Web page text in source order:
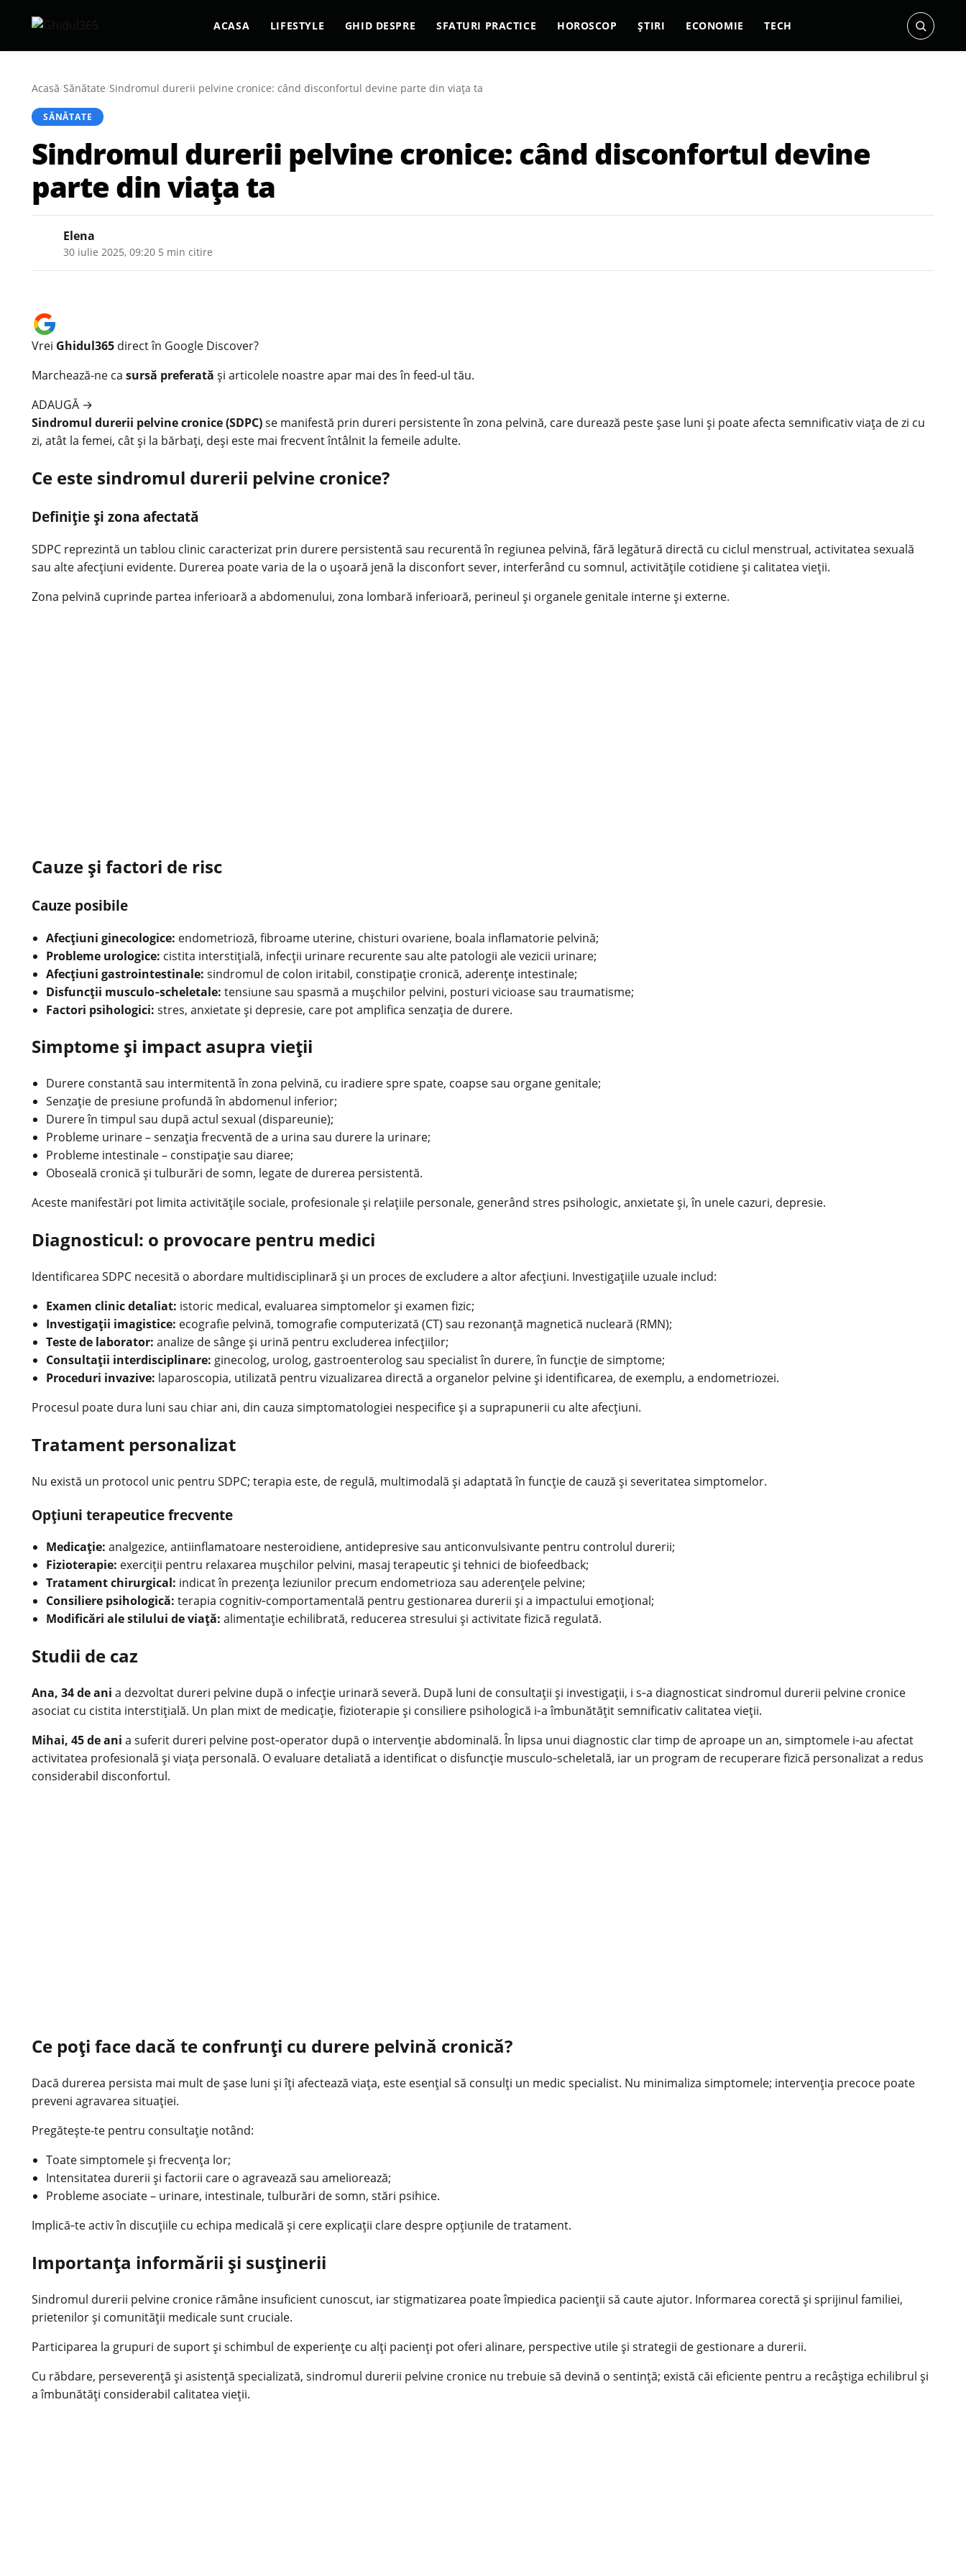
ACASA LIFESTYLE GHID DESPRE SFATURI PRACTICE HOROSCOP ȘTIRI ECONOMIE TECH
Acasă/Sănătate/Sindromul durerii pelvine cronice: când disconfortul devine parte din viața ta
SĂNĂTATE
Sindromul durerii pelvine cronice: când disconfortul devine
parte din viața ta
Elena
30 iulie 2025, 09:20 5 min citire
Vrei Ghidul365 direct în Google Discover?
Marchează-ne ca sursă preferată și articolele noastre apar mai des în feed-ul tău.
ADAUGĂ →
Sindromul durerii pelvine cronice (SDPC)se manifestă prin dureri persistente în zona pelvină, care durează peste șase luni și poate afecta semnificativ viața de zi cu
zi, atât la femei, cât și la bărbaţi, deşi este mai frecvent întâlnit la femeile adulte.
Ce este sindromul durerii pelvine cronice?
Definiție și zona afectată
SDPC reprezintă un tablou clinic caracterizat prin durere persistentă sau recurentă în regiunea pelvină, fără legătură directă cu ciclul menstrual, activitatea sexuală
sau alte afecţiuni evidente. Durerea poate varia de la o ușoară jenă la disconfort sever, interferând cu somnul, activitățile cotidiene și calitatea vieții.
Zona pelvină cuprinde partea inferioară a abdomenului, zona lombară inferioară, perineul și organele genitale interne și externe.
Cauze și factori de risc
Cauze posibile
Afecţiuni ginecologice: endometrioză, fibroame uterine, chisturi ovariene, boala inflamatorie pelvină;
Probleme urologice: cistita interstiţială, infecţii urinare recurentesau alte patologii ale vezicii urinare;
Afecţiuni gastrointestinale: sindromul de colon iritabil, constipaţie cronică, aderenţe intestinale;
Disfuncţii musculo‑scheletale: tensiune sau spasmă a mușchilor pelvini, posturi vicioase sau traumatisme;
Factori psihologici: stres, anxietate și depresie, care pot amplifica senzaţia de durere.
Simptome și impact asupra vieţii
Durere constantă sau intermitentă în zona pelvină, cu iradiere spre spate, coapse sau organe genitale;
Senzaţie de presiune profundă în abdomenul inferior;
Durere în timpul sau după actul sexual (dispareunie);
Probleme urinare – senzaţia frecventă de a urina sau durere la urinare;
Probleme intestinale – constipaţie sau diaree;
Oboseală cronică și tulburări de somn, legate de durerea persistentă.
Aceste manifestări pot limita activităţile sociale, profesionale şi relaţiile personale, generând stres psihologic, anxietate şi, în unele cazuri, depresie.
Diagnosticul: o provocare pentru medici
Identificarea SDPC necesită o abordare multidisciplinară şi un proces de excludere a altor afecţiuni. Investigaţiile uzuale includ:
Examen clinic detaliat: istoric medical, evaluarea simptomelor şi examen fizic;
Investigaţii imagistice: ecografie pelvină, tomografie computerizată (CT) sau rezonanţă magnetică nucleară (RMN);
Teste de laborator: analize de sânge şi urină pentru excluderea infecţiilor;
Consultaţii interdisciplinare: ginecolog, urolog, gastroenterolog sau specialist în durere, în funcţie de simptome;
Proceduri invazive: laparoscopia, utilizată pentru vizualizarea directă a organelor pelvine şi identificarea, de exemplu, a endometriozei.
Procesul poate dura luni sau chiar ani, din cauza simptomatologiei nespecifice şi a suprapunerii cu alte afecţiuni.
Tratament personalizat
Nu există un protocol unic pentru SDPC; terapia este, de regulă, multimodală şi adaptată în funcție de cauză și severitatea simptomelor.
Opţiuni terapeutice frecvente
Medicaţie: analgezice, antiinflamatoare nesteroidiene, antidepresive sau anticonvulsivante pentru controlul durerii;
Fizioterapie: exerciţii pentru relaxarea mușchilor pelvini, masaj terapeutic şi tehnici de biofeedback;
Tratament chirurgical: indicat în prezenţa leziunilor precum endometrioza sau aderenţele pelvine;
Consiliere psihologică: terapia cognitiv‑comportamentală pentru gestionarea durerii şi a impactului emoţional;
Modificări ale stilului de viaţă: alimentație echilibrată, reducerea stresului şi activitate fizică regulată.
Studii de caz
Ana, 34 de ani a dezvoltat dureri pelvine după o infecţie urinară severă. După luni de consultaţii şi investigaţii, i s‑a diagnosticat sindromul durerii pelvine cronice
asociat cu cistita interstiţială. Un plan mixt de medicație, fizioterapie şi consiliere psihologică i‑a îmbunătăţit semnificativ calitatea vieţii.
Mihai, 45 de ani a suferit dureri pelvine post‑operator după o intervenţie abdominală. În lipsa unui diagnostic clar timp de aproape un an, simptomele i‑au afectat
activitatea profesională şi viaţa personală. O evaluare detaliată a identificat o disfuncţie musculo‑scheletală, iar un program de recuperare fizică personalizat a redus
considerabil disconfortul.
Ce poţi face dacă te confrunţi cu durere pelvină cronică?
Dacă durerea persista mai mult de şase luni şi îţi afectează viaţa, este esenţial să consulţi un medic specialist. Nu minimaliza simptomele; intervenţia precoce poate
preveni agravarea situaţiei.
Pregăteşte-te pentru consultaţie notând:
Toate simptomele şi frecvenţa lor;
Intensitatea durerii şi factorii care o agravează sau ameliorează;
Probleme asociate – urinare, intestinale, tulburări de somn, stări psihice.
Implică‑te activ în discuţiile cu echipa medicală şi cere explicaţii clare despre opţiunile de tratament.
Importanţa informării şi susţinerii
Sindromul durerii pelvine cronice rămâne insuficient cunoscut, iar stigmatizarea poate împiedica pacienţii să caute ajutor. Informarea corectă şi sprijinul familiei,
prietenilor şi comunității medicale sunt cruciale.
Participarea la grupuri de suport şi schimbul de experienţe cu alţi pacienţi pot oferi alinare, perspective utile şi strategii de gestionare a durerii.
Cu răbdare, perseverenţă şi asistenţă specializată, sindromul durerii pelvine cronice nu trebuie să devină o sentinţă; există căi eficiente pentru a recâştiga echilibrul și
a îmbunătăţi considerabil calitatea vieţii.